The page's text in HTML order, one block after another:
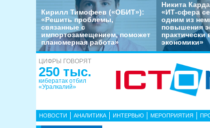
Кирилл Тимофеев («ОБИТ»):
«Решить проблемы,
связанные с
импортозамещением, поможет
планомерная работа»
Никита
«ИТ-сфера
одним из
повышения
практически
экономики»
ЦИФРЫ ГОВОРЯТ
250 тыс.
кибератак отбил
«Уралкалий»
НОВОСТИ АНАЛИТИКА ИНТЕРВЬЮ МЕРОПРИЯТИЯ